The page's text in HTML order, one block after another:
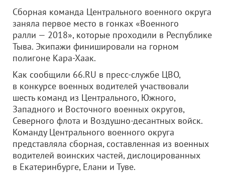
Сборная команда Центрального военного округа
заняла первое место в гонках «Военного
ралли — 2018», которые проходили в Республике
Тыва. Экипажи финишировали на горном
полигоне Кара-Хаак.
Как сообщили 66.RU в пресс-службе ЦВО,
в конкурсе военных водителей участвовали
шесть команд из Центрального, Южного,
Западного и Восточного военных округов,
Северного флота и Воздушно-десантных войск.
Команду Центрального военного округа
представляла сборная, составленная из военных
водителей воинских частей, дислоцированных
в Екатеринбурге, Елани и Туве.